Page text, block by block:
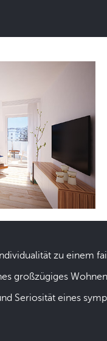
zu einem
großzügiges
Seriosität eines